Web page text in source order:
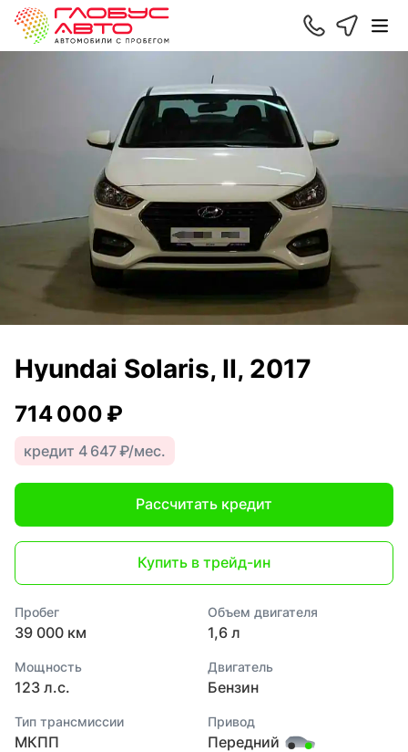
Hyundai Solaris, II, 2017
714 000 ₽
кредит 4 647 ₽/мес.
Рассчитать кредит
Купить в трейд-ин
Пробег
39 000 км
Объем двигателя
1,6 л
Мощность
123 л.с.
Двигатель
Бензин
Тип трансмиссии
МКПП
Привод
Передний